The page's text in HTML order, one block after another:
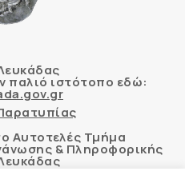
παλιό ιστότοπο εδώ:
Αυτοτελές Τμήμα
& Πληροφορικής